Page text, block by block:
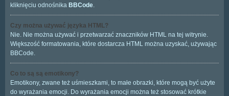
kliknięciu odnośnika BBCode.
Czy można używać języka HTML?
Nie. Nie można używać i przetwarzać znaczników HTML na tej witrynie.
Większość formatowania, które dostarcza HTML można uzyskać, używając
BBCode.
Co to są są emotikony?
Emotikony, zwane też uśmieszkami, to małe obrazki, które mogą być użyte
do wyrażania emocji. Do wyrażania emocji można też stosować krótkie